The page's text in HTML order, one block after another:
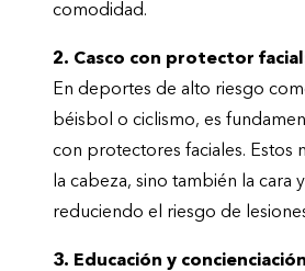
comodidad.
2. Casco con protector
En deportes de alto riesgo
béisbol o ciclismo, es
con protectores faciales. Estos
la cabeza, sino también la cara
reduciendo el riesgo de
3. Educación y